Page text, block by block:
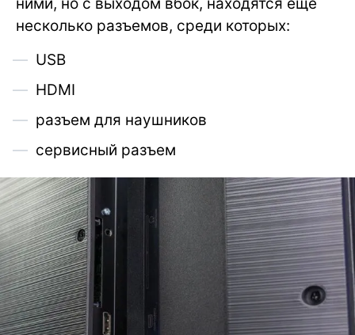
ними, но с выходом вбок, находятся еще
несколько разъемов, среди которых:
USB
HDMI
разъем для наушников
сервисный разъем